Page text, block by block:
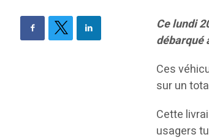
Ce lundi
débarqué
Ces
sur un
Cette
usagers